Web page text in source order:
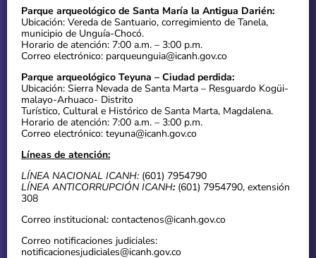
Parque arqueológico de Santa María la Antigua Darién:
Ubicación: Vereda de Santuario, corregimiento de Tanela,
municipio de Unguía-Chocó.
Horario de atención: 7:00 a.m. – 3:00 p.m.
Correo electrónico: parqueunguia@icanh.gov.co
Parque arqueológico Teyuna – Ciudad perdida:
Ubicación: Sierra Nevada de Santa Marta – Resguardo Kogüi-
malayo-Arhuaco- Distrito
Turístico, Cultural e Histórico de Santa Marta, Magdalena.
Horario de atención: 7:00 a.m. – 3:00 p.m.
Correo electrónico: teyuna@icanh.gov.co
Líneas de atención:
LÍNEA NACIONAL ICANH: (601) 7954790
LÍNEA ANTICORRUPCIÓN ICANH: (601) 7954790, extensión
308
Correo institucional: contactenos@icanh.gov.co
Correo notificaciones judiciales:
notificacionesjudiciales@icanh.gov.co